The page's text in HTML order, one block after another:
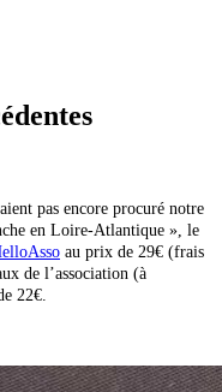
pas encore procuré notre
en Loire-Atlantique », le
au prix de 29€ (frais
de l’association (à
22€.